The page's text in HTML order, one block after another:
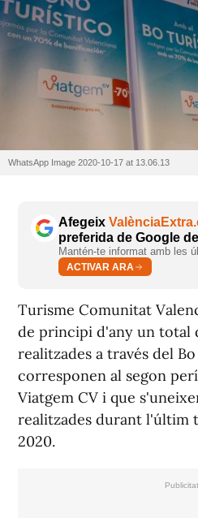
WhatsApp Image 2020-10-17 at 13.06.13
Afegeix
preferida de Google
Mantén-te informat amb les
ACTIVAR ARA
Turisme Comunitat
de principi d'any un total
realitzades a través del
corresponen al segon
Viatgem CV i que
realitzades durant l'últim
2020.